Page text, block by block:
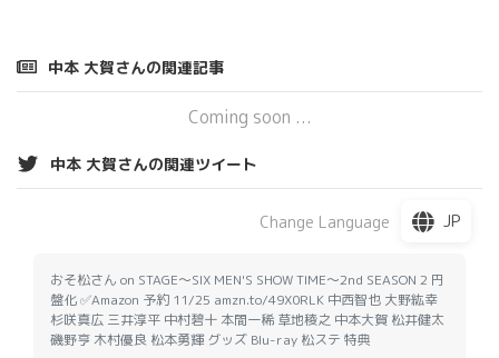
中本 大賀さんの関連記事
Coming soon ...
中本 大賀さんの関連ツイート
Change Language JP
おそ松さん on STAGE～SIX MEN'S SHOW TIME～2nd SEASON 2 円
盤化 ✅Amazon 予約 11/25 amzn.to/49X0RLK 中西智也 大野紘幸
杉咲真広 三井淳平 中村碧十 本間一稀 草地稜之 中本大賀 松井健太
磯野亨 木村優良 松本勇輝 グッズ Blu-ray 松ステ 特典